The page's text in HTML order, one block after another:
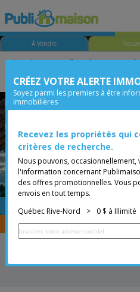
À Vendre
Chambre Prix
Québec - Saint-Sacrement
Placer une
Vous êtes courtier, transférer
CRÉEZ VOTRE ALERTE
Soyez parmi les premiers à être
immobilières
Recevez les propriétés qui
critères de recherche.
Nous pouvons, occasionnellement,
l'information concernant
des offres promotionnelles. Vous
envois en tout temps.
Québec Rive-Nord
> 0 $ à Illimité